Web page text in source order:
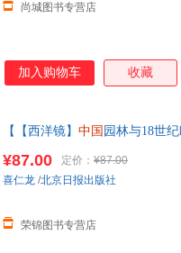
尚城图书专营店
加入购物车 收藏
【【西洋镜】 中国 园林与18世
版图书 请放心下单，本店所有
¥87.00 定价： ¥87.00
荣锦图书专营店
喜仁龙 /北京日报出版社